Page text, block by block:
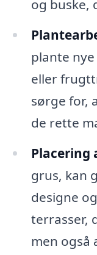
og buske,
plante
eller
sørge for,
de rette
Placering
grus, kan
designe
terrasser,
men også